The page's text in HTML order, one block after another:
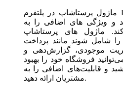
ماژول‌ پرستاشاپ در پلتفرم PrestaShop به ابزارهایی گفته
و ویژگی های اضافی را به
ماژول های پرستاشاپ
شامل شوند مانند پرداخت
موجودی، گزارش‌دهی و
فروشگاه خود را بهبود
و قابلیت‌های اضافی را به
مشتریان ارائه دهید.